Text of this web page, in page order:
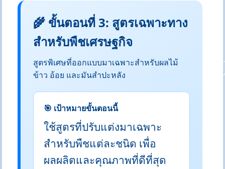
🌾 ขั้นตอนที่ 3: สูตรเฉพาะทาง
สำหรับพืชเศรษฐกิจ
สูตรพิเศษที่ออกแบบมาเฉพาะสำหรับผลไม้
ข้าว อ้อย และมันสำปะหลัง
🎯 เป้าหมายขั้นตอนนี้
ใช้สูตรที่ปรับแต่งมาเฉพาะ
สำหรับพืชแต่ละชนิด เพื่อ
ผลผลิตและคุณภาพที่ดีที่สุด